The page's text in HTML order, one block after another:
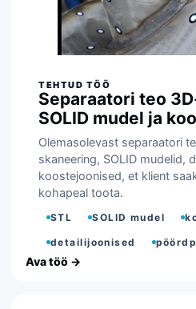
Separaatori teo
SOLID mudel ja
Olemasolevast separaatori
skaneering, SOLID mudelid,
koostejoonised, et klient
kohapeal toota.
STL SOLID mudel
detailijoonised